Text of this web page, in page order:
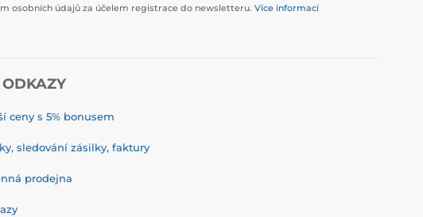
osobních údajů za účelem registrace do newsletteru. Více informací
ceny s 5% bonusem
sledování zásilky, faktury
prodejna